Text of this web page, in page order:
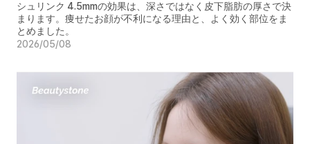
シュリンク 4.5mmの効果は、深さではなく皮下脂肪の厚さで決
まります。痩せたお顔が不利になる理由と、よく効く部位をま
とめました。
2026/05/08